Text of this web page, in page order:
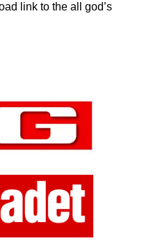
link to the all god’s